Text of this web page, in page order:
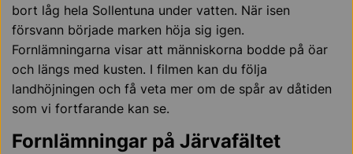
bort låg hela Sollentuna under vatten. När isen
försvann började marken höja sig igen.
Fornlämningarna visar att människorna bodde på öar
och längs med kusten. I filmen kan du följa
landhöjningen och få veta mer om de spår av dåtiden
som vi fortfarande kan se.
Fornlämningar på Järvafältet